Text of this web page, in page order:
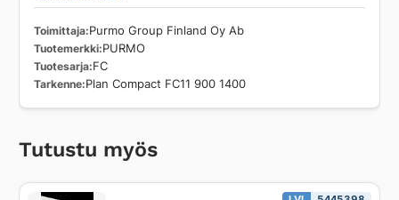
Toimittaja Purmo Group Finland Oy Ab
Tuotemerkki PURMO
Tuotesarja FC
Tarkenne Plan Compact FC11 900 1400
Tutustu myös